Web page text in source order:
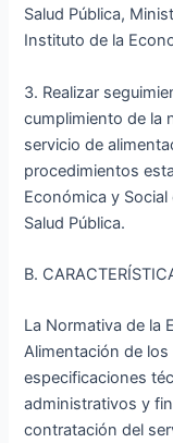
Salud Pública,
Instituto de la
3. Realizar
cumplimiento de la
servicio de
procedimientos
Económica y
Salud Pública.
B.
La Normativa de la
Alimentación de
especificaciones
administrativos y
contratación del